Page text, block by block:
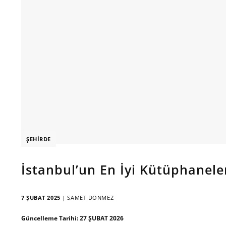
ŞEHIRDE
İstanbul’un En İyi
7 ŞUBAT 2025 |SAMET DÖNMEZ
Güncelleme Tarihi:27 ŞUBAT 2026